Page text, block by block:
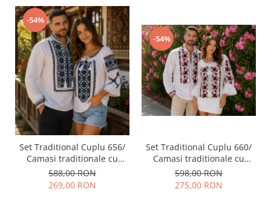
-54%
Set Traditional Cuplu 656/
Camasi traditionale cu
broderie
588,00 RON
269,00 RON
-54%
Set Traditional Cuplu 660/
Camasi traditionale cu
broderie
598,00 RON
275,00 RON